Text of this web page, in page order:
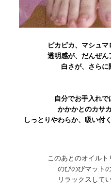
ピカピカ、マシュマ
透明感が、だんぜん
白さが、さらに
自分でお手入れ
かかかとのカサ
しっとりやわらか、吸い付
このあとのオイルト
のびのびマット
リラックスして